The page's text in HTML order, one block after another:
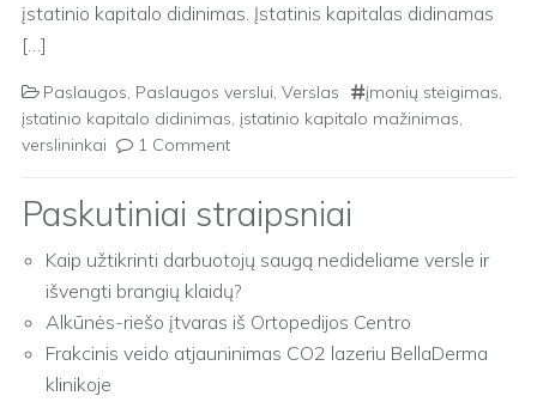
įstatinio kapitalo didinimas. Įstatinis kapitalas didinamas
[…]
Paslaugos, Paslaugos verslui, Verslas įmonių steigimas,
įstatinio kapitalo didinimas, įstatinio kapitalo mažinimas,
verslininkai
1 Comment
Paskutiniai straipsniai
Kaip užtikrinti darbuotojų saugą nedideliame versle ir
išvengti brangių klaidų?
Alkūnės-riešo įtvaras iš Ortopedijos Centro
Frakcinis veido atjauninimas CO2 lazeriu BellaDerma
klinikoje